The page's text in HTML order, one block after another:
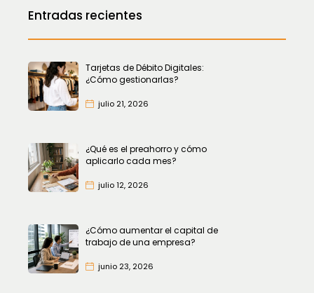
Entradas recientes
Tarjetas de Débito Digitales:
¿Cómo gestionarlas?
julio 21, 2026
¿Qué es el preahorro y cómo
aplicarlo cada mes?
julio 12, 2026
¿Cómo aumentar el capital de
trabajo de una empresa?
junio 23, 2026